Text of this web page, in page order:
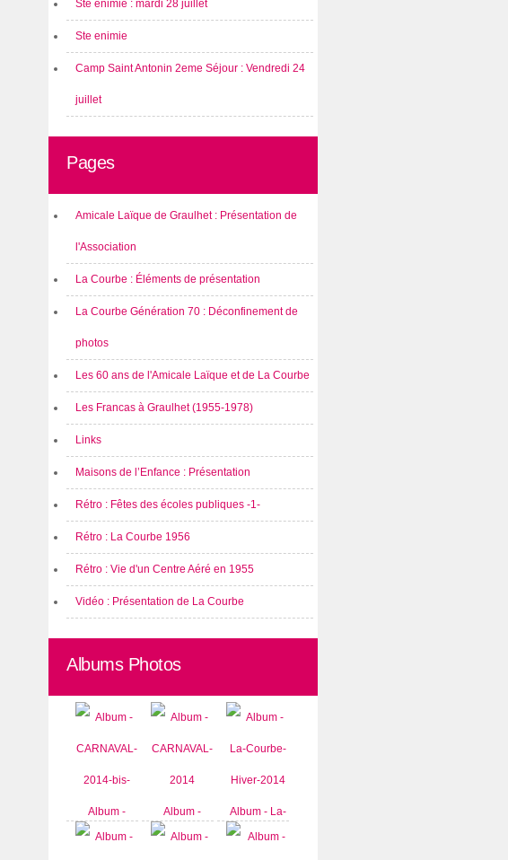
Ste enimie : mardi 28 juillet
Ste enimie
Camp Saint Antonin 2eme Séjour : Vendredi 24
juillet
Pages
Amicale Laïque de Graulhet : Présentation de
l'Association
La Courbe : Éléments de présentation
La Courbe Génération 70 : Déconfinement de
photos
Les 60 ans de l'Amicale Laïque et de La Courbe
Les Francas à Graulhet (1955-1978)
Links
Maisons de l’Enfance : Présentation
Rétro : Fêtes des écoles publiques -1-
Rétro : La Courbe 1956
Rétro : Vie d'un Centre Aéré en 1955
Vidéo : Présentation de La Courbe
Albums Photos
Album -
CARNAVAL-
Album -
CARNAVAL-
Album - La-
Courbe-